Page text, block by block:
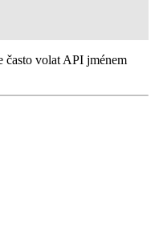
často volat API jménem